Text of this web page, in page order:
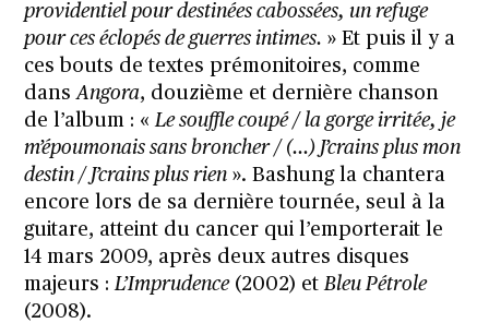
providentiel pour destinées cabossées, un refuge
pour ces éclopés de guerres intimes. » Et puis il y a
ces bouts de textes prémonitoires, comme
dansAngora, douzième et dernière chanson
de l’album : «Le souffle coupé / la gorge irritée, je
m’époumonais sans broncher / (…) J’crains plus mon
destin / J’crains plus rien ». Bashung la chantera
encore lors de sa dernière tournée, seul à la
guitare, atteint du cancer qui l’emporterait le
14 mars 2009, après deux autres disques
majeurs :L’Imprudence(2002) etBleu Pétrole
(2008).